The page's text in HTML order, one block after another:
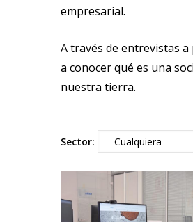
empresarial.
A través de entrevistas
a conocer qué es una
nuestra tierra.
Sector: